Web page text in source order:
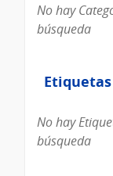
No hay
búsqueda
Etiquetas
Etiquetas
No hay
búsqueda